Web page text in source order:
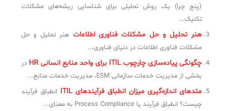
(پنج چرا) یک روش تحلیلی برای شناسایی ریشه‌های مشکلات
تکنیک...
هنر تحلیل و حل مشکلات فناوری اطلاعات هنر تحلیل و حل
مشکلات فناوری اطلاعات در دنیای فناوری...
چگونگی پیاده‌سازی چارچوب ITIL‌ برای واحد منابع انسانی HR
در
بخشی از مدیریت خدمات سازمانی ESM، مدیریت خدمات منابع...
متدهای اندازه‌گیری میزان انطباق فرآیندهای ITIL
انطباق فرآیند
چیست؟ انطباق فرآیند یا Process Compliance به معنای...